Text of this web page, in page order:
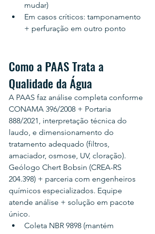
mudar)
Em casos críticos: tamponamento
+ perfuração em outro ponto
Como a PAAS Trata a
Qualidade da Água
A PAAS faz análise completa conforme
CONAMA 396/2008 + Portaria
888/2021, interpretação técnica do
laudo, e dimensionamento do
tratamento adequado (filtros,
amaciador, osmose, UV, cloração).
Geólogo Chert Bobsin (CREA-RS
204.398) + parceria com engenheiros
químicos especializados. Equipe
atende análise + solução em pacote
único.
Coleta NBR 9898 (mantém